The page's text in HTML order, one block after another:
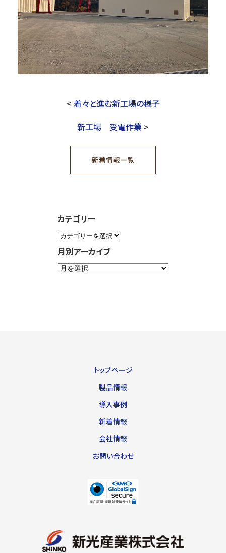
< 着々と進む新工場の様子
新着情報一覧
新工場 受電作業 >
カテゴリー
月別アーカイブ
トップページ
製品情報
導入事例
新着情報
会社情報
お問い合わせ